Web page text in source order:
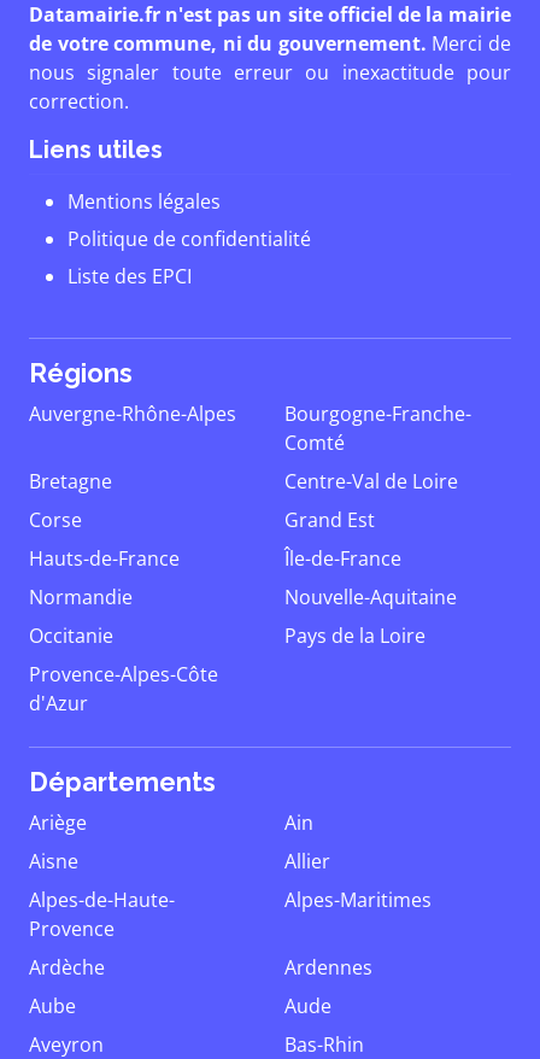
Datamairie.fr n'est pas un site officiel de la mairie
de votre commune, ni du gouvernement. Merci de
nous signaler toute erreur ou inexactitude pour
correction.
Liens utiles
Mentions légales
Politique de confidentialité
Liste des EPCI
Régions
Auvergne-Rhône-Alpes
Bourgogne-Franche-
Comté
Bretagne
Centre-Val de Loire
Corse
Grand Est
Hauts-de-France
Île-de-France
Normandie
Nouvelle-Aquitaine
Occitanie
Pays de la Loire
Provence-Alpes-Côte
d'Azur
Départements
Ariège
Ain
Aisne
Allier
Alpes-de-Haute-
Provence
Alpes-Maritimes
Ardèche
Ardennes
Aube
Aude
Aveyron
Bas-Rhin